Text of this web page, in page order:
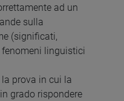
ad un
sulla
(significati,
linguistici
prova in cui la
grado rispondere